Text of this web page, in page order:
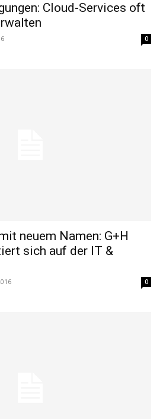
Cloud-Services oft
0
neuem Namen: G+H
sich auf der IT &
0